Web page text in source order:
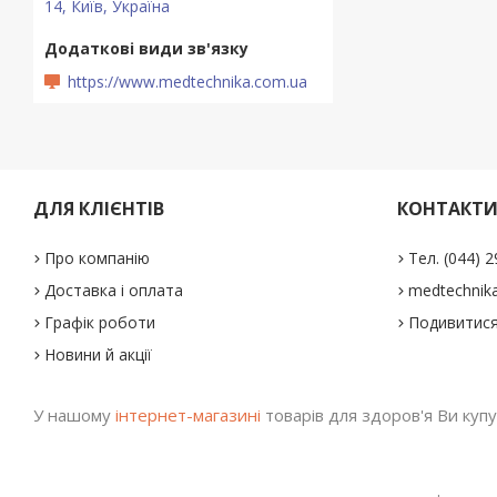
14, Київ, Україна
https://www.medtechnika.com.ua
ДЛЯ КЛІЄНТІВ
Про компанію
Доставка і оплата
Графік роботи
Новини й акції
КОНТАКТИ
Тел. (044)
У нашому інтернет-магазині товарів для здоров'я Ви